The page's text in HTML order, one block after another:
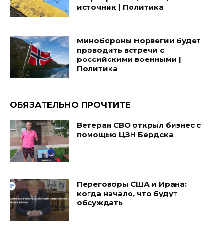
источник | Политика
Минобороны Норвегии будет
проводить встречи с
российскими военными |
Политика
ОБЯЗАТЕЛЬНО ПРОЧТИТЕ
Ветеран СВО открыл бизнес с
помощью ЦЗН Бердска
Переговоры США и Ирана:
когда начало, что будут
обсуждать